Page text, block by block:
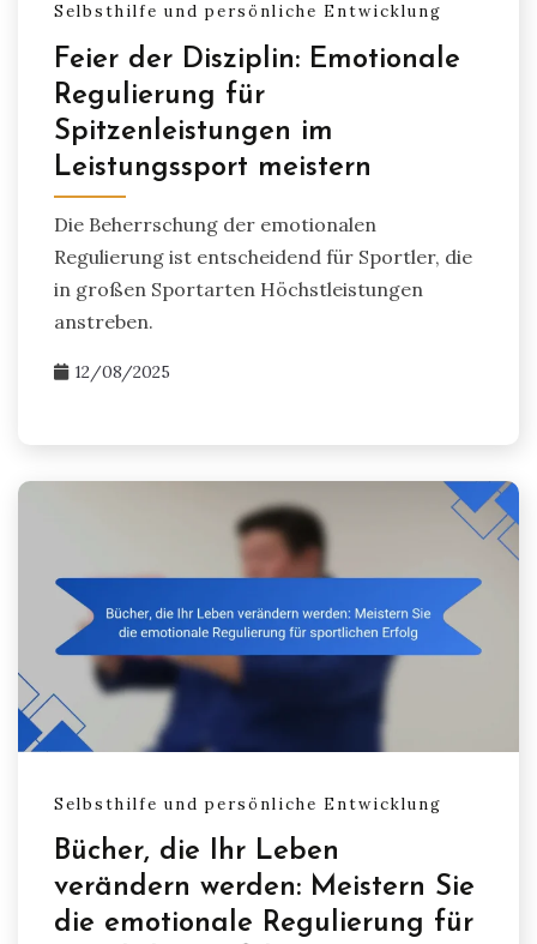
Selbsthilfe und persönliche Entwicklung
Feier der Disziplin: Emotionale
Regulierung für
Spitzenleistungen im
Leistungssport meistern
Die Beherrschung der emotionalen
Regulierung ist entscheidend für Sportler, die
in großen Sportarten Höchstleistungen
anstreben.
12/08/2025
Selbsthilfe und persönliche Entwicklung
Bücher, die Ihr Leben
verändern werden: Meistern Sie
die emotionale Regulierung für